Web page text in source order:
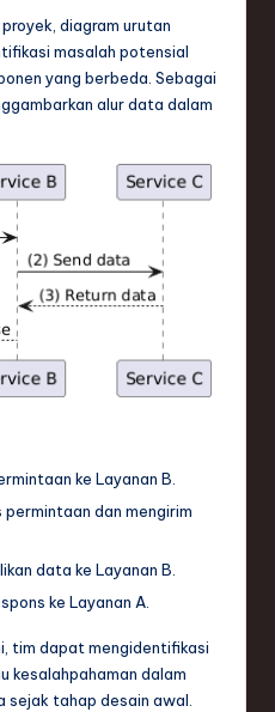
diagram urutan
masalah potensial
yang berbeda. Sebagai
alur data dalam
ke Layanan B.
permintaan dan mengirim
data ke Layanan B.
ke Layanan A.
tim dapat mengidentifikasi
kesalahpahaman dalam
sejak tahap desain awal.